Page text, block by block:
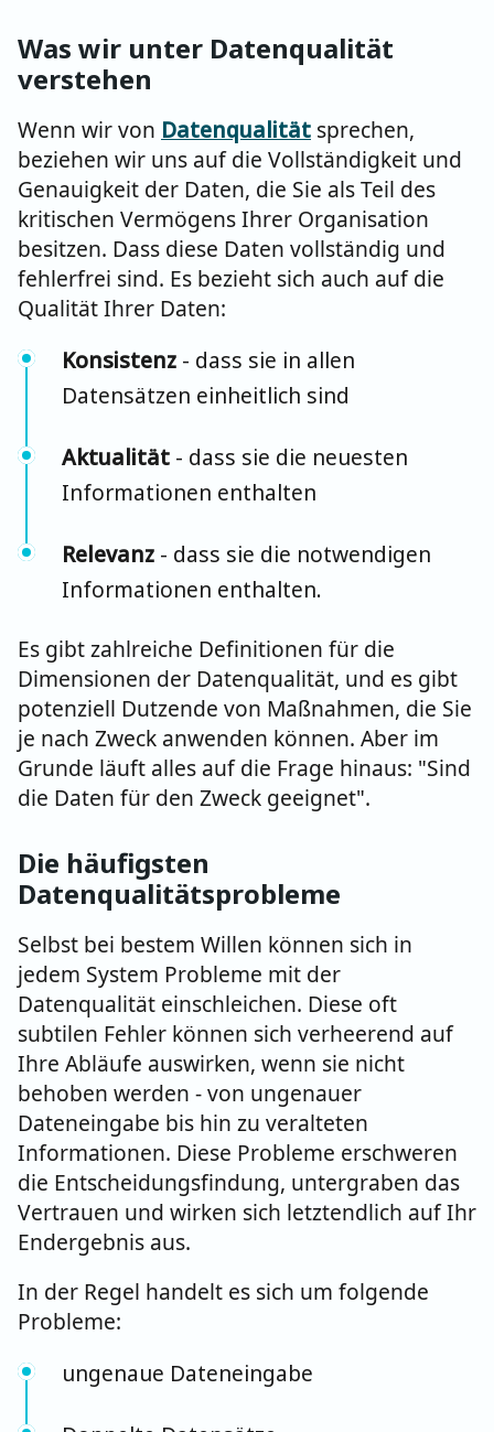
Was wir unter Datenqualität
verstehen
Wenn wir von Datenqualität sprechen,
beziehen wir uns auf die Vollständigkeit und
Genauigkeit der Daten, die Sie als Teil des
kritischen Vermögens Ihrer Organisation
besitzen. Dass diese Daten vollständig und
fehlerfrei sind. Es bezieht sich auch auf die
Qualität Ihrer Daten:
Konsistenz - dass sie in allen
Datensätzen einheitlich sind
Aktualität - dass sie die neuesten
Informationen enthalten
Relevanz - dass sie die notwendigen
Informationen enthalten.
Es gibt zahlreiche Definitionen für die
Dimensionen der Datenqualität, und es gibt
potenziell Dutzende von Maßnahmen, die Sie
je nach Zweck anwenden können. Aber im
Grunde läuft alles auf die Frage hinaus: "Sind
die Daten für den Zweck geeignet".
Die häufigsten
Datenqualitätsprobleme
Selbst bei bestem Willen können sich in
jedem System Probleme mit der
Datenqualität einschleichen. Diese oft
subtilen Fehler können sich verheerend auf
Ihre Abläufe auswirken, wenn sie nicht
behoben werden - von ungenauer
Dateneingabe bis hin zu veralteten
Informationen. Diese Probleme erschweren
die Entscheidungsfindung, untergraben das
Vertrauen und wirken sich letztendlich auf Ihr
Endergebnis aus.
In der Regel handelt es sich um folgende
Probleme:
ungenaue Dateneingabe